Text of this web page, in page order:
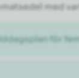
med
för